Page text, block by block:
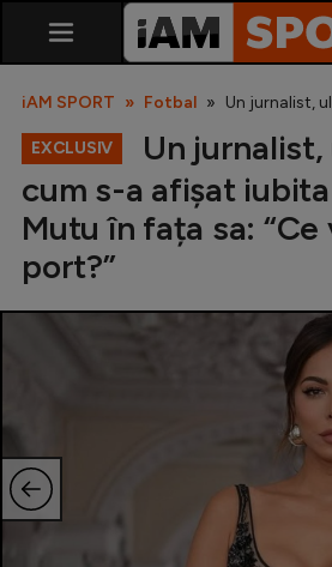
SuperLiga
Echipa Națională
Fotbal feminin
iAM SPORT Fotbal Un jurnalist,
EXCLUSIV
Un
cum s-a afișat
Mutu în fața sa: “Ce
port?”